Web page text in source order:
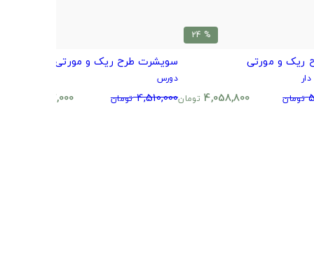
% 24
ریک و مورتی
تومان 4,058,800 تومان
سویشرت طرح ریک و مورتی
دورس
4,510,000 تومان 3,437,000